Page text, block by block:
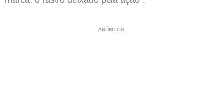
ANÚNCIOS